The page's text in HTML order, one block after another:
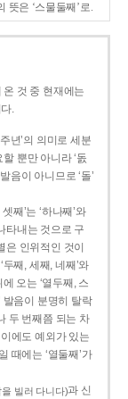
뜻은 ‘스물둘째’로.
것 중 현재에는
.
년’의 의미로 세분
뿐만 아니라 ‘돐
음이 아니므로 ‘돌’
째’는 ‘하나째’와
타내는 것으로 구
인위적인 것이
째, 세째, 네째’와
오는 ‘열두째, 스
발음이 분명히 탈락
두 번째쯤 되는 차
이에도 예외가 있는
때에는 ‘열둘째’가
을 빌러 다니다)과 신